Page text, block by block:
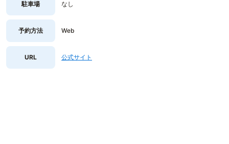
駐車場 なし
予約方法 Web
URL 公式サイト